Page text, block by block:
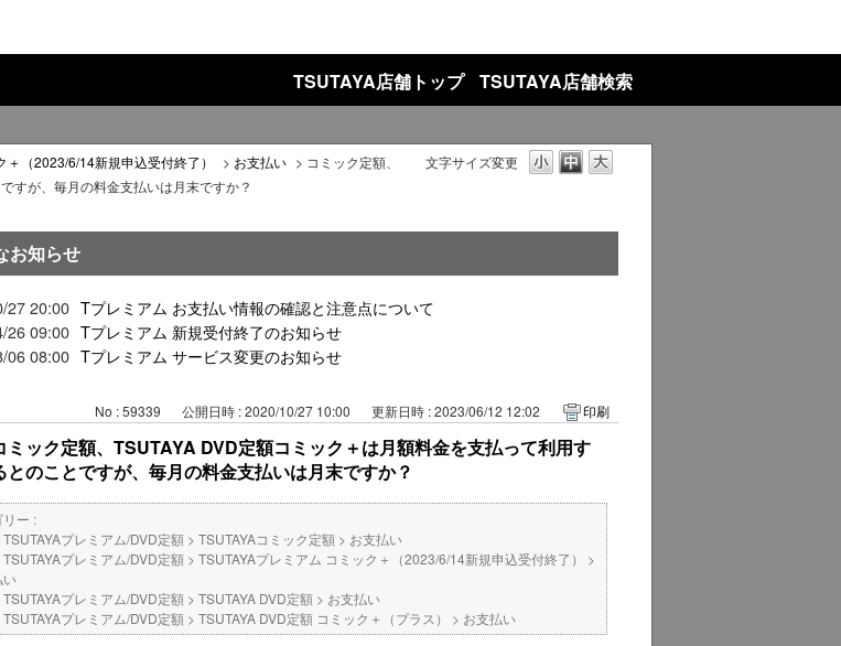
TSUTAYA店舗トップ TSUTAYA店舗検索
文字サイズ変更
（2023/6/14新規申込受付終了） > お支払い > コミック定額、
すが、毎月の料金支払いは月末ですか？
お知らせ
27 20:00 Tプレミアム お支払い情報の確認と注意点について
26 09:00 Tプレミアム 新規受付終了のお知らせ
06 08:00 Tプレミアム サービス変更のお知らせ
No : 59339 公開日時 : 2020/10/27 10:00 更新日時 : 2023/06/12 12:02 印刷
ミック定額、TSUTAYA DVD定額コミック＋は月額料金を支払って利用す
とのことですが、毎月の料金支払いは月末ですか？
ー :
TSUTAYAプレミアム/DVD定額 > TSUTAYAコミック定額 > お支払い
TSUTAYAプレミアム/DVD定額 > TSUTAYAプレミアム コミック＋（2023/6/14新規申込受付終了）
>
い
TSUTAYAプレミアム/DVD定額 > TSUTAYA DVD定額 > お支払い
TSUTAYAプレミアム/DVD定額 > TSUTAYA DVD定額 コミック＋（プラス） > お支払い